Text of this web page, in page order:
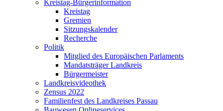
Kreistag-Bürgerinformation
Kreistag
Gremien
Sitzungskalender
Recherche
Politik
Mitglied des Europäischen Parlaments
Mandatsträger Landkreis
Bürgermeister
Landkreisvideothek
Zensus 2022
Familienfest des Landkreises Passau